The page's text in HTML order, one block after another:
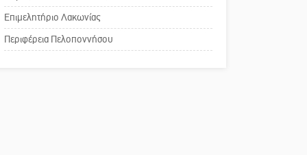
χρωμάτων στη Νεάπολη
Το δικό σας σχόλιο:
Παράδειγμα κοινωνικής
Επιμελητήριο Λακωνίας
Περιφέρεια Πελοποννήσου